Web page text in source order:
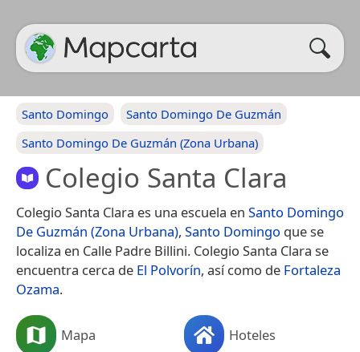
Santo Domingo
Santo Domingo De Guzmán
Santo Domingo De Guzmán (Zona Urbana)
Colegio Santa Clara
Colegio Santa Clara es una escuela en Santo Domingo
De Guzmán (Zona Urbana), Santo Domingo que se
localiza en Calle Padre Billini. Colegio Santa Clara se
encuentra cerca de El Polvorín, así como de Fortaleza
Ozama.
Mapa Hoteles